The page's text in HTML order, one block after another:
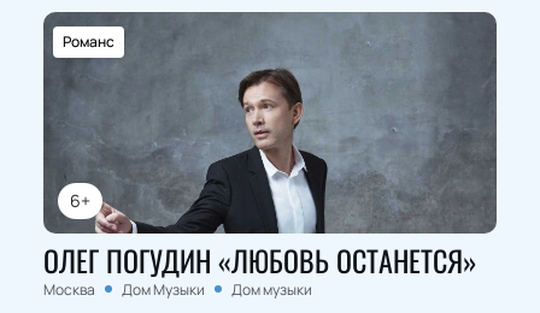
6+
Романс
ОЛЕГ ПОГУДИН «ЛЮБОВЬ ОСТАНЕТСЯ»
Москва Дом Музыки Дом музыки